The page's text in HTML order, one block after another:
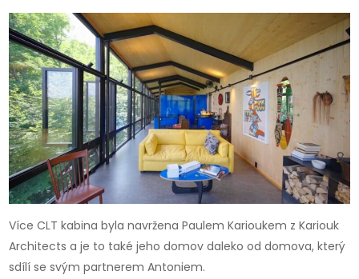
Více CLT kabina byla navržena Paulem Karioukem z Kariouk
Architects a je to také jeho domov daleko od domova, který
sdílí se svým partnerem Antoniem.